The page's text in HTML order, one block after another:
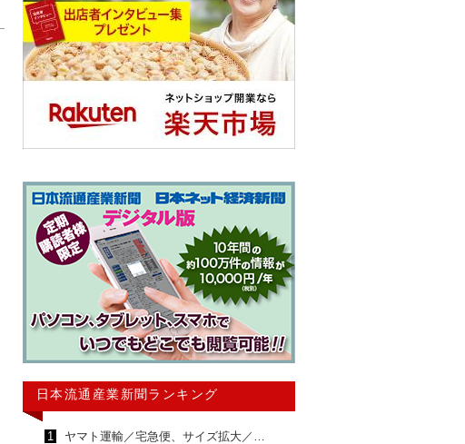
日本流通産業新聞ランキング
1
ヤマト運輸／宅急便、サイズ拡大／…